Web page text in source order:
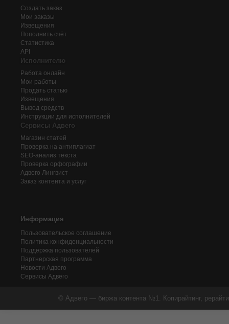
Создать заказ
Мои заказы
Извещения
Пополнить счёт
Статистика
API
Исполнителю
Работа онлайн
Мои работы
Продать статью
Извещения
Вывод средств
Инструкции для исполнителей
Сервисы Адвего
Магазин статей
Проверка на антиплагиат
SEO-анализ текста
Проверка орфографии
Адвего Лингвист
Заказ контента и услуг
Информация
Пользовательское соглашение
Политика конфиденциальности
Поддержка пользователей
Партнерская программа
Новости Адвего
Сервисы Адвего
© Адвего — биржа контента №1. Копирайтинг,